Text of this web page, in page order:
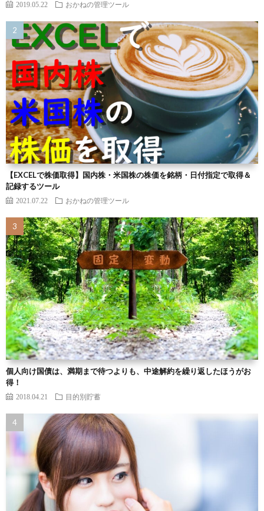
2019.05.22 おかねの管理ツール
【EXCELで株価取得】国内株・米国株の株価を銘柄・日付指定で取得＆
記録するツール
2021.07.22 おかねの管理ツール
個人向け国債は、満期まで待つよりも、中途解約を繰り返したほうがお
得！
2018.04.21 目的別貯蓄